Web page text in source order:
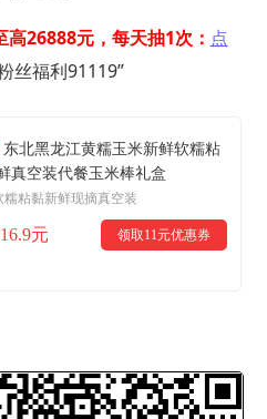
26888元，每天抽1次： 点
丝福利91119”
东北黑龙江黄糯玉米新鲜软糯粘
真空装代餐玉米棒礼盒
糯粘黏新鲜现摘真空装
元 领取11元优惠券